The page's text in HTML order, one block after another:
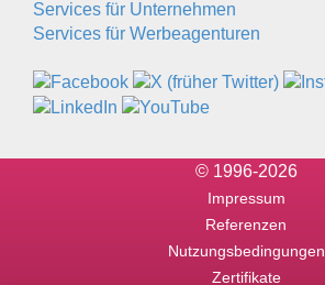
Services für Unternehmen
Services für Werbeagenturen
© 1996-2026
Impressum
Referenzen
Nutzungsbedingungen
Zertifikate